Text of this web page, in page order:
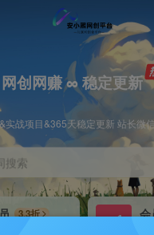
网创网赚 ∞ 稳定更新
实战项目&365天稳定更新 站长微
搜索
3.3折
会